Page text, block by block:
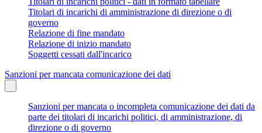
Titolari di incarichi di amministrazione di direzione o di
governo
Relazione di fine mandato
Relazione di inizio mandato
Soggetti cessati dall'incarico
Sanzioni per mancata comunicazione dei dati
Sanzioni per mancata o incompleta comunicazione dei dati da
parte dei titolari di incarichi politici, di amministrazione, di
direzione o di governo